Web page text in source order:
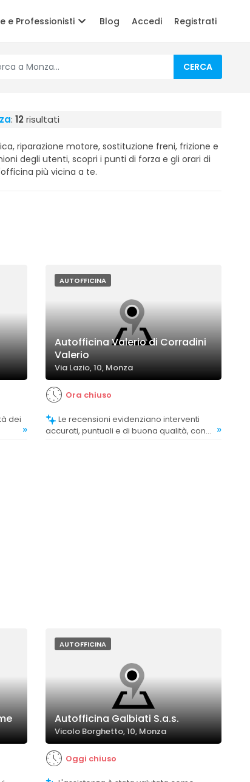
e Professionisti Blog Accedi Registrati
CERCA
: 12risultati
riparazione motore, sostituzione freni, frizione e
degli utenti, scopri i punti di forza e gli orari di
più vicina a te.
»
AUTOFFICINA
Autofficina Valerio di Corradini
Valerio
Via Lazio, 10, Monza
Ora chiuso
Le recensioni evidenziano interventi
accurati, puntuali e di buona qualità, con
»
AUTOFFICINA
Autofficina Galbiati S.a.s.
Vicolo Borghetto, 10, Monza
Oggi chiuso